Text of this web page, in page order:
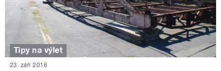
Tipy na výlet
23. září 2016